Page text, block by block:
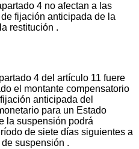
4 no afectan a las
fijación anticipada de la
restitución .
4 del artículo 11 fuere
el montante compensatorio
anticipada del
para un Estado
la suspensión podrá
de siete días siguientes a
suspensión .